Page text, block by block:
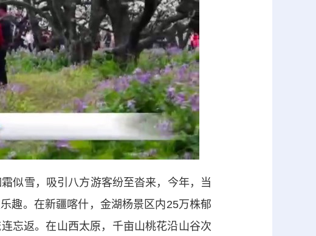
雪，吸引八方游客纷至沓来，今年，当
趣。在新疆喀什，金湖杨景区内25万株郁
忘返。在山西太原，千亩山桃花沿山谷次